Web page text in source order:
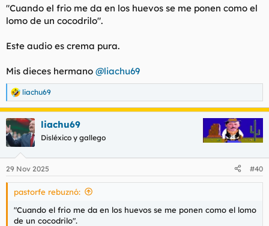
"Cuando el frio me da en los huevos se me ponen como el
lomo de un cocodrilo".
Este audio es crema pura.
Mis dieces hermano @liachu69
R
e
a
c
c
e
s
liachu69
liachu69
Disléxico y gallego
29 Nov 2025 #40
pastorfe rebuznó:
"Cuando el frio me da en los huevos se me ponen como el lomo
de un cocodrilo".